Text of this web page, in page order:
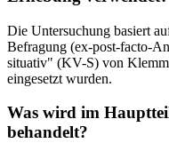
Die Untersuchung basiert
Befragung (ex-post-facto-
situativ" (KV-S) von
eingesetzt wurden.
Was wird im
behandelt?